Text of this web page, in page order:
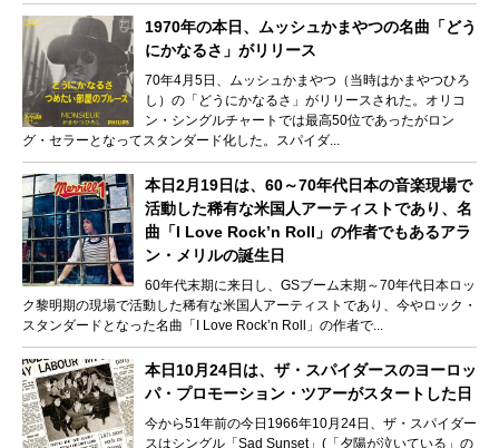
1970年の本日、ムッシュかまやつの名曲「どう
にかなるさ」がリリース
70年4月5日、ムッシュかまやつ（当時はかまやつひろ
し）の「どうにかなるさ」がリリースされた。オリコ
ン・シングルチャートでは最高50位であったがロン
グ・セラーとなってスタンダード化した。スパイダ...
本日2月19日は、60～70年代日本の音楽現場で
活動した稀有な米国人アーティストであり、名
曲「I Love Rock’n Roll」の作者でもあるアラ
ン・メリルの誕生日
60年代末期に来日し、GSブーム末期～70年代日本ロッ
ク黎明期の現場で活動した稀有な米国人アーティストであり、今やロック・
スタンダードとなった名曲「I Love Rock’n Roll」の作者で...
本日10月24日は、ザ・スパイダースのヨーロッ
パ・プロモーション・ツアーがスタートした日
今から51年前の今日1966年10月24日、ザ・スパイダー
スはシングル「Sad Sunset」(「夕陽が泣いている」の